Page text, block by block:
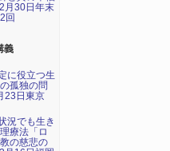
月30日年末
回
義
に役立つ生
孤独の問
23日東京
況でも生き
療法「ロ
の慈悲の